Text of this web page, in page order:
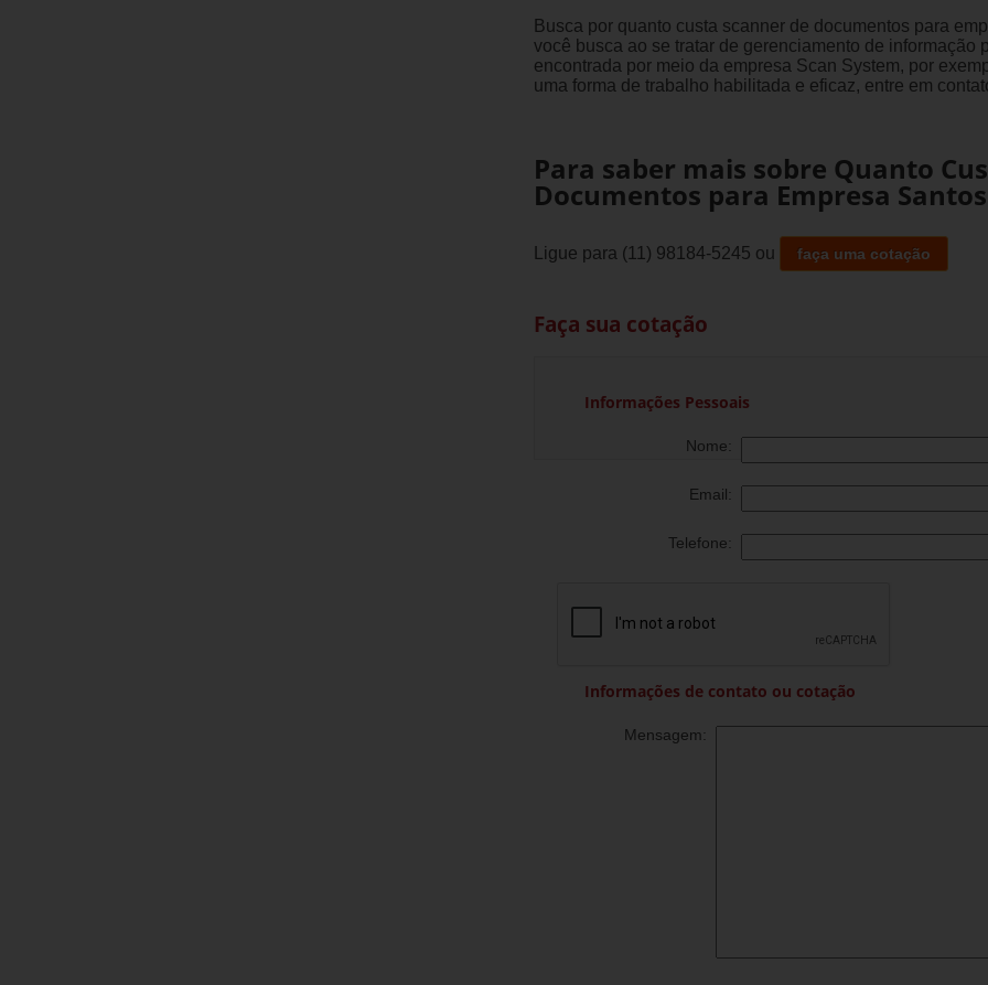
Busca por quanto custa scanner de documentos para
você busca ao se tratar de gerenciamento de informação
encontrada por meio da empresa Scan System, por
uma forma de trabalho habilitada e eficaz, entre em
Para saber mais sobre Quanto
Documentos para Empresa Santos
Ligue para (11) 98184-5245 ou faça uma cotação
Faça sua cotação
Informações Pessoais
Nome:
Email:
Telefone:
Informações de contato ou cotação
Mensagem: